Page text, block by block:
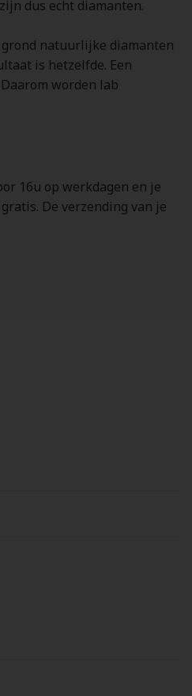
dus echt diamanten.
natuurlijke diamanten
is hetzelfde. Een
worden lab
16u op werkdagen en je
De verzending van je